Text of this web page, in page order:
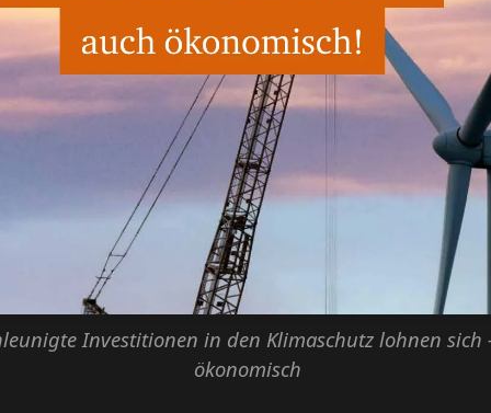
Investitionen in den Klimaschutz lohnen sich
ökonomisch